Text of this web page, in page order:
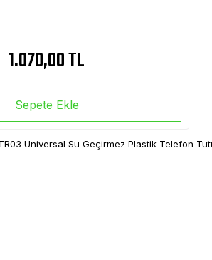
1.070,00 TL
Sepete Ekle